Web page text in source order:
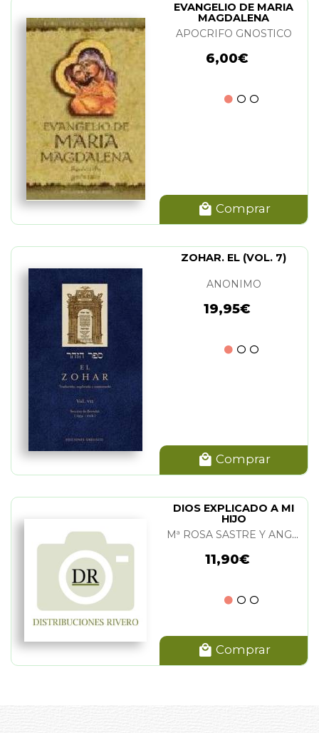
EVANGELIO DE MARIA
MAGDALENA
APOCRIFO GNOSTICO
6,00€
Comprar
ZOHAR. EL (VOL. 7)
ANONIMO
19,95€
Comprar
DIOS EXPLICADO A MI
HIJO
Mª ROSA SASTRE Y ANGELES DOÑATE
11,90€
Comprar